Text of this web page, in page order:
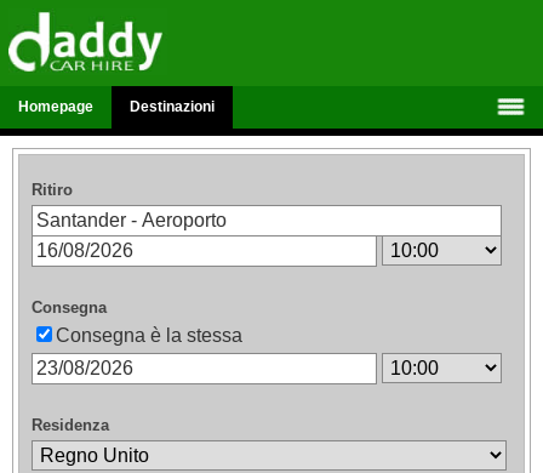
Homepage Destinazioni
Ritiro
Consegna
Consegna è la stessa
Residenza